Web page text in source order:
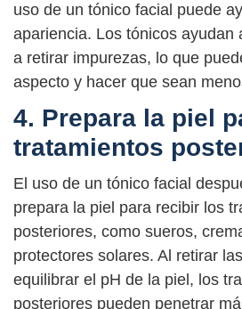
uso de un tónico facial puede
apariencia. Los tónicos ayudan
a retirar impurezas, lo que
aspecto y hacer que sean
4. Prepara la piel
tratamientos
El uso de un tónico facial
prepara la piel para recibir los
posteriores, como sueros,
protectores solares. Al retirar
equilibrar el pH de la piel, los
posteriores pueden penetrar